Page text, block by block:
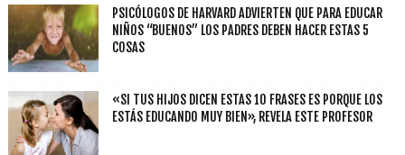
PSICÓLOGOS DE HARVARD ADVIERTEN QUE PARA EDUCAR
NIÑOS “BUENOS” LOS PADRES DEBEN HACER ESTAS 5
COSAS
«SI TUS HIJOS DICEN ESTAS 10 FRASES ES PORQUE LOS
ESTÁS EDUCANDO MUY BIEN», REVELA ESTE PROFESOR